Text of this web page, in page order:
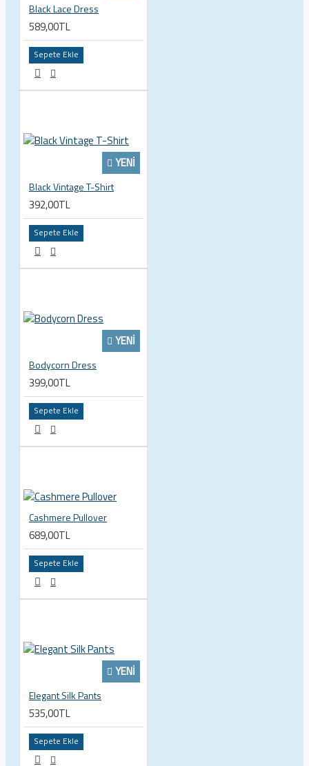
Black Lace Dress
589,00TL
Sepete Ekle
YENI
Black Vintage T-Shirt
392,00TL
Sepete Ekle
YENI
Bodycorn Dress
399,00TL
Sepete Ekle
Cashmere Pullover
689,00TL
Sepete Ekle
YENI
Elegant Silk Pants
535,00TL
Sepete Ekle